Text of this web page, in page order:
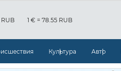
RUB 1 € = 78.55 RUB
Культура Авто